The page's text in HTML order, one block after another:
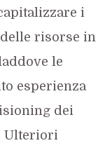
i
delle risorse in
le
esperienza
dei
Ulteriori